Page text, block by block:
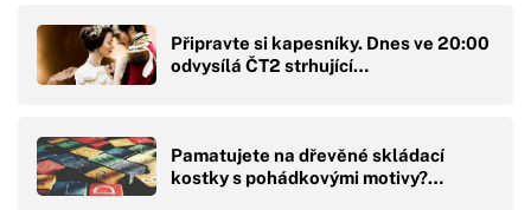
Připravte si kapesníky. Dnes ve 20:00
odvysílá ČT2 strhující…
Pamatujete na dřevěné skládací
kostky s pohádkovými motivy?…